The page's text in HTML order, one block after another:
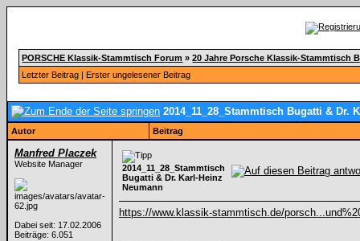
PORSCHE Klassik-Stammtisch Forum »20 Jahre Porsche Klassik-Stammtisch
Letzter Beitrag |Erster ungelesener Beitrag
2014_11_28_Stammtisch Bugatti & Dr.
Autor Beitrag
Manfred Placzek
Website Manager
Dabei seit: 17.02.2006
Beiträge: 6.051
2014_11_28_Stammtisch
Bugatti & Dr. Karl-Heinz
Neumann
https://www.klassik-stammtisch.de/